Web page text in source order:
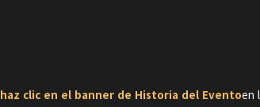
haz clic en el banner de Historia del Eventoen